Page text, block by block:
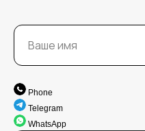
Phone
Telegram
WhatsApp